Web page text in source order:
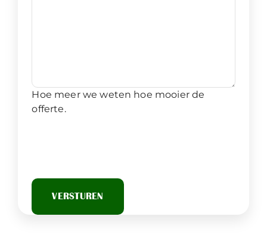
Hoe meer we weten hoe mooier de
offerte.